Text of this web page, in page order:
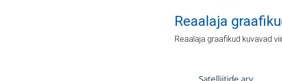
Reaalaja
Reaalaja graafikud kuvavad